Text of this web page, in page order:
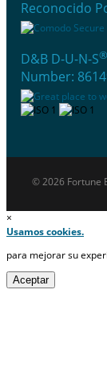
Reconocido
D&B D-U-N-S®
Number:
© 2026 Fortune
×
Usamos cookies.
para mejorar su
Aceptar